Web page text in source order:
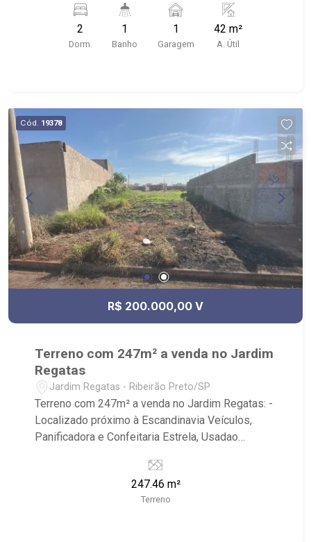
brinquedoteca, playground, salão de jogos, salão
de festas, praça, espaço para bikes, pet place e
churrasqueira; - Próximo ao Supermercado Big
2
Dorm.
1
Banho
1
Garagem
42 m²
A. Útil
Cód. 19378
R$ 200.000,00 V
Terreno com 247m² a venda no Jardim
Regatas
Jardim Regatas - Ribeirão Preto/SP
Terreno com 247m² a venda no Jardim Regatas: -
Localizado próximo à Escandinavia Veículos,
Panificadora e Confeitaria Estrela, Usadao
247.46 m²
Terreno